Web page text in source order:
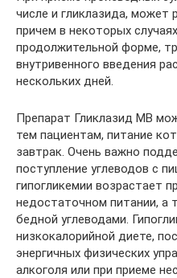
числе и гликлазида, может
причем в некоторых
продолжительной форме,
внутривенного введения
нескольких дней.
Препарат Гликлазид МВ
тем пациентам, питание
завтрак. Очень важно
поступление углеводов с
гипогликемии возрастает
недостаточном питании, а
бедной углеводами.
низкокалорийной диете,
энергичных физических
алкоголя или при приеме